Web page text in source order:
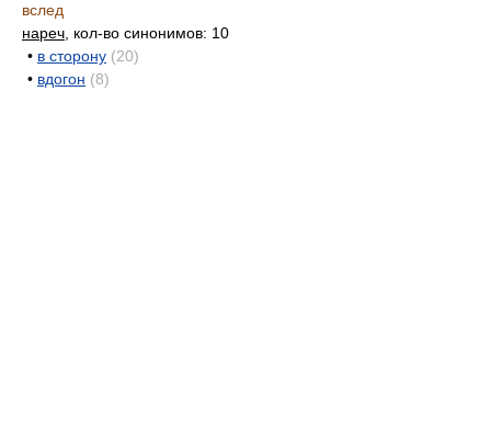
вслед
нареч , кол-во синонимов: 10
• в сторону (20)
• вдогон (8)